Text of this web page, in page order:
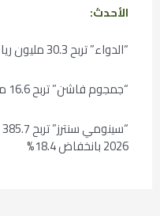
الأحدث:
“الدواء” تربح 30.3 مليون ريال في الربع الثاني من 2026
“جمجوم فاشن” تربح 16.6 مليون ريال في الربع الثالث من 2026
2026 بانخفاض 18.4%